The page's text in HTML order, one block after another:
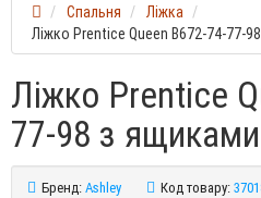
Спальня
Ліжка
Ліжко Prentice Queen B672-74-77-
Ліжко Prentice
77-98 з ящиками
Бренд:Ashley Код товару: